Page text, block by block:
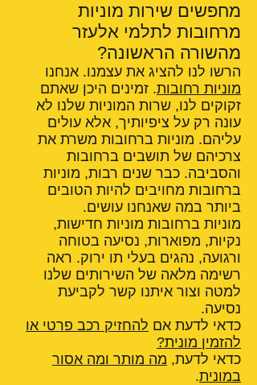
מחפשים שירות מוניות
מרחובות לתלמי אלעזר
מהשורה הראשונה?
הרשו לנו להציג את עצמנו. אנחנו
מוניות רחובות. זמינים היכן שאתם
זקוקים לנו, שרות המוניות שלנו לא
עונה רק על ציפיותיך, אלא עולים
עליהם. מוניות ברחובות משרת את
צרכיהם של תושבים ברחובות
והסביבה. כבר שנים רבות, מוניות
ברחובות מחויבים להיות הטובים
ביותר במה שאנחנו עושים.
מוניות ברחובות מוניות חדישות,
נקיות, מפוארות, נסיעה בטוחה
ורגועה, נהגים בעלי תו ירוק. ראה
רשימה מלאה של השירותים שלנו
למטה וצור איתנו קשר לקביעת
נסיעה.
כדאי לדעת אם להחזיק רכב פרטי או
להזמין מונית?
כדאי לדעת, מה מותר ומה אסור
במונית.